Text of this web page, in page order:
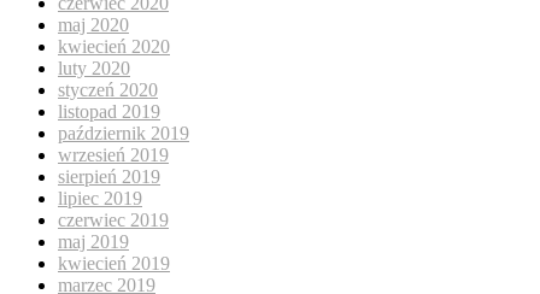
maj 2020
kwiecień 2020
luty 2020
styczeń 2020
listopad 2019
październik 2019
wrzesień 2019
sierpień 2019
lipiec 2019
czerwiec 2019
maj 2019
kwiecień 2019
marzec 2019